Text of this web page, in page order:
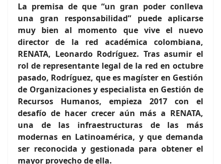
La premisa de que “un gran poder conlleva
una gran responsabilidad” puede aplicarse
muy bien al momento que vive el nuevo
director de la red académica colombiana,
RENATA, Leonardo Rodríguez. Tras asumir el
rol de representante legal de la red en octubre
pasado, Rodríguez, que es magíster en Gestión
de Organizaciones y especialista en Gestión de
Recursos Humanos, empieza 2017 con el
desafío de hacer crecer aún más a RENATA,
una de las infraestructuras de las más
modernas en Latinoamérica, y que demanda
ser reconocida y gestionada para obtener el
mayor provecho de ella.